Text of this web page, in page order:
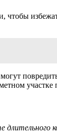
участке
длительного